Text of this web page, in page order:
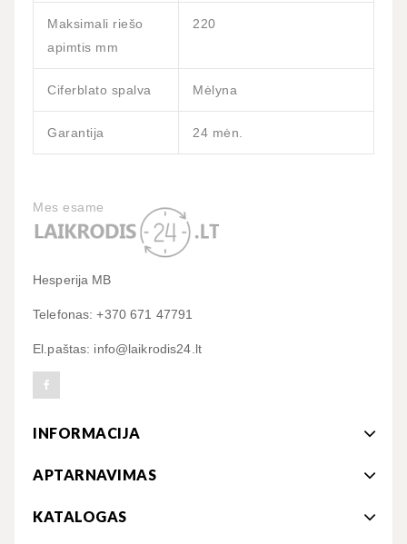
Maksimali riešo
apimtis mm
220
Ciferblato spalva Mėlyna
Garantija 24 mėn.
Mes esame
Hesperija MB
Telefonas: +370 671 47791
El.paštas: info@laikrodis24.lt
INFORMACIJA
APTARNAVIMAS
KATALOGAS